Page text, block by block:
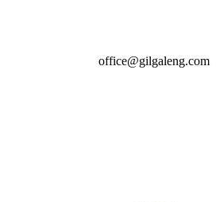
office@gilgaleng.com